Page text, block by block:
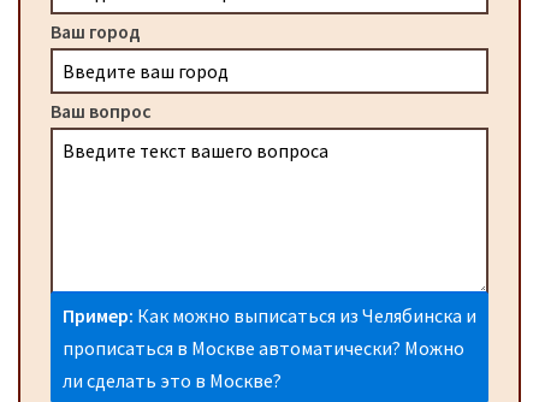
Ваш город
Ваш вопрос
Пример: Как можно выписаться из Челябинска и
прописаться в Москве автоматически? Можно
ли сделать это в Москве?